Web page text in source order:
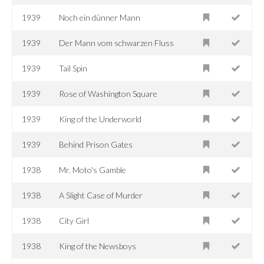
1939 Noch ein dünner Mann
1939 Der Mann vom schwarzen Fluss
1939 Tail Spin
1939 Rose of Washington Square
1939 King of the Underworld
1939 Behind Prison Gates
1938 Mr. Moto's Gamble
1938 A Slight Case of Murder
1938 City Girl
1938 King of the Newsboys